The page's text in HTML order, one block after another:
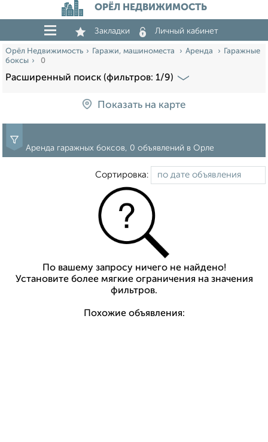
ОРЁЛ НЕДВИЖИМОСТЬ
Закладки Личный кабинет
Орёл Недвижимость Гаражи, машиноместа Аренда
Гаражные
боксы
0
Расширенный поиск (фильтров: 1/9)
Показать на карте
Аренда гаражных боксов, 0 объявлений в Орле
Сортировка:
По вашему запросу ничего не найдено!
Установите более мягкие ограничения на значения
фильтров.
Похожие объявления: